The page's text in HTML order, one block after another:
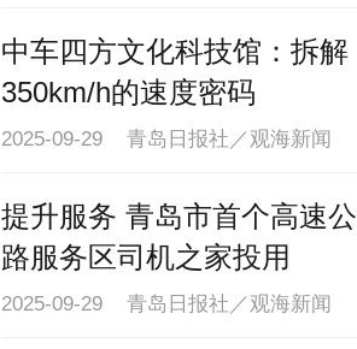
中车四方文化科技馆：拆解
350km/h的速度密码
2025-09-29 青岛日报社／观海新闻
提升服务 青岛市首个高速公
路服务区司机之家投用
2025-09-29 青岛日报社／观海新闻